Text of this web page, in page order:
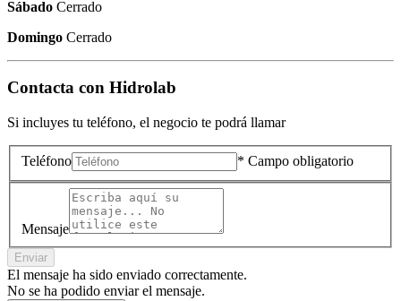
Sábado Cerrado
Domingo Cerrado
Contacta con Hidrolab
Si incluyes tu teléfono, el negocio te podrá llamar
Teléfono * Campo obligatorio
Mensaje
Enviar
El mensaje ha sido enviado correctamente.
No se ha podido enviar el mensaje.